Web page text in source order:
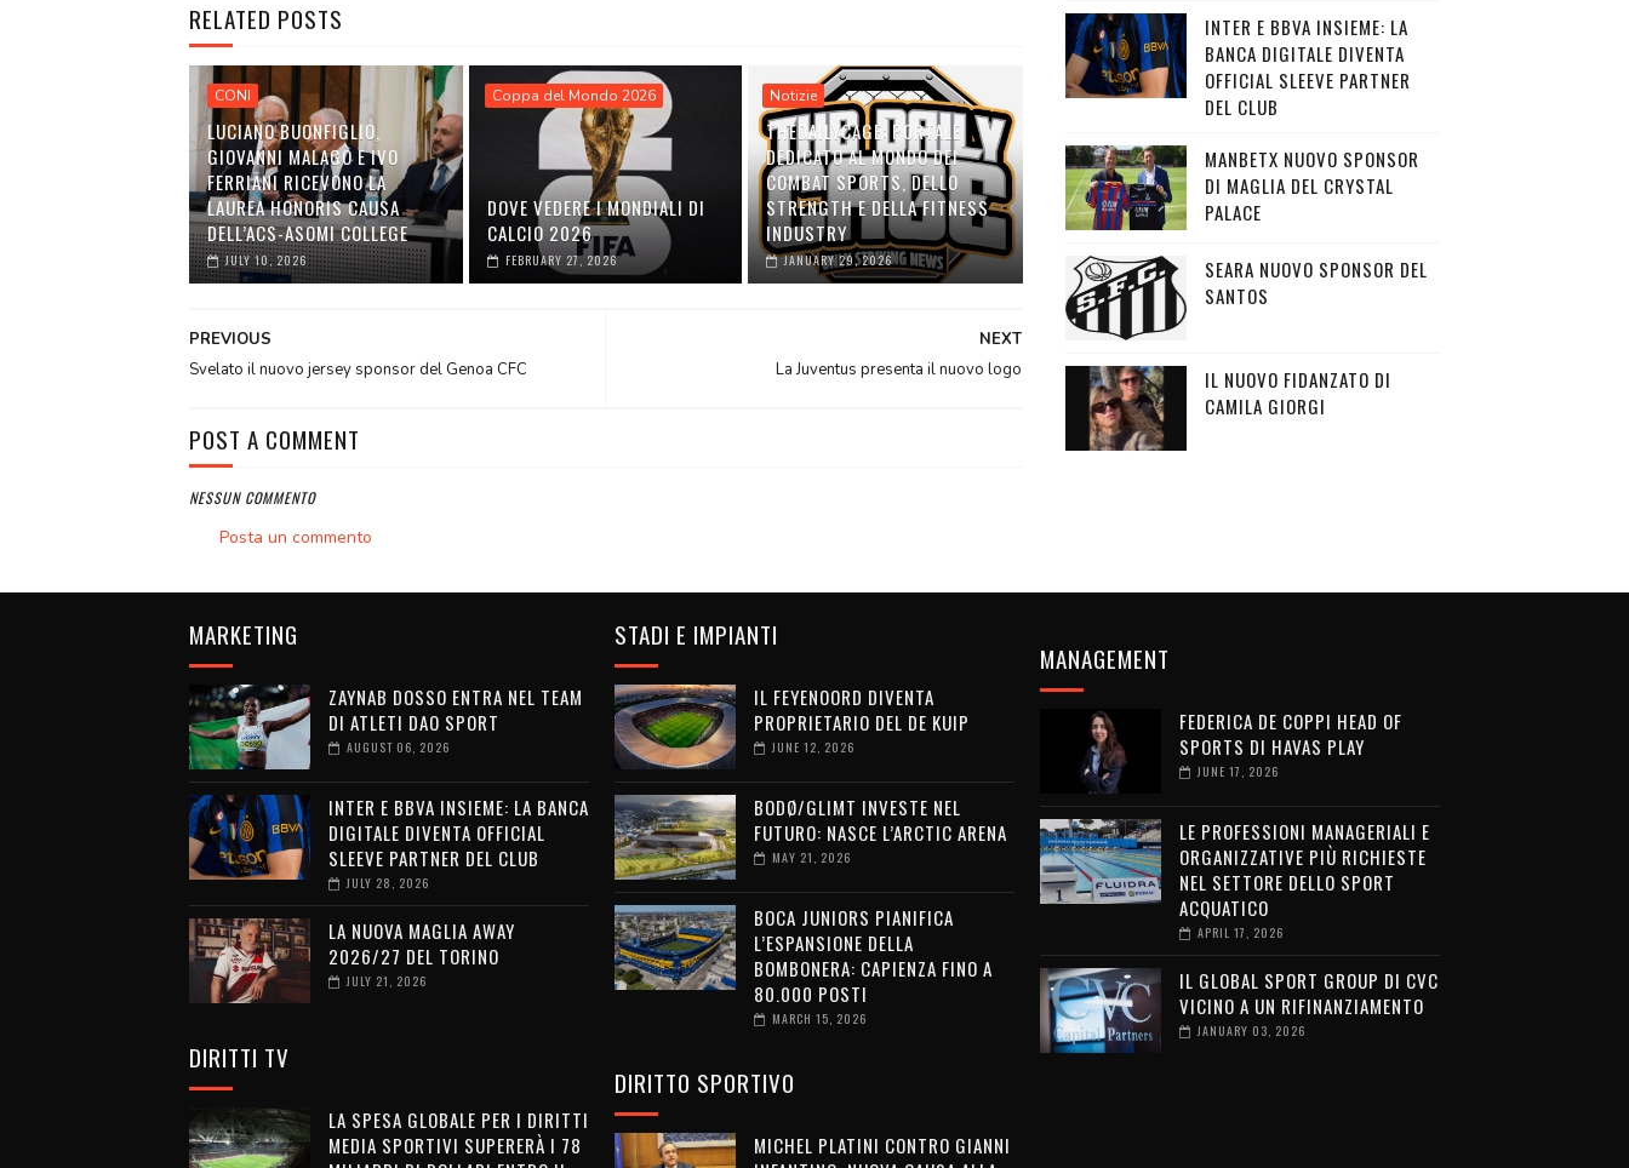
RELATED POSTS
CONI
LUCIANO BUONFIGLIO,
GIOVANNI MALAGÒ E IVO
FERRIANI RICEVONO LA
LAUREA HONORIS CAUSA
DELL’ACS-ASOMI COLLEGE
JULY 10, 2026
Coppa del Mondo 2026
DOVE VEDERE I MONDIALI DI
CALCIO 2026
FEBRUARY 27, 2026
Notizie
THEDAILYCAGE: PORTALE
DEDICATO AL MONDO DEI
COMBAT SPORTS, DELLO
STRENGTH E DELLA FITNESS
INDUSTRY
JANUARY 29, 2026
NEXT
La Juventus presenta il nuovo logo
PREVIOUS
Svelato il nuovo jersey sponsor del Genoa CFC
POST A COMMENT
NESSUN COMMENTO
Posta un commento
INTER E BBVA INSIEME: LA
BANCA DIGITALE DIVENTA
OFFICIAL SLEEVE PARTNER
DEL CLUB
MANBETX NUOVO SPONSOR
DI MAGLIA DEL CRYSTAL
PALACE
SEARA NUOVO SPONSOR DEL
SANTOS
IL NUOVO FIDANZATO DI
CAMILA GIORGI
MARKETING
ZAYNAB DOSSO ENTRA NEL TEAM
DI ATLETI DAO SPORT
AUGUST 06, 2026
INTER E BBVA INSIEME: LA BANCA
DIGITALE DIVENTA OFFICIAL
SLEEVE PARTNER DEL CLUB
JULY 28, 2026
LA NUOVA MAGLIA AWAY
2026/27 DEL TORINO
JULY 21, 2026
DIRITTI TV
LA SPESA GLOBALE PER I DIRITTI
MEDIA SPORTIVI SUPERERÀ I 78
STADI E IMPIANTI
IL FEYENOORD DIVENTA
PROPRIETARIO DEL DE KUIP
JUNE 12, 2026
BODØ/GLIMT INVESTE NEL
FUTURO: NASCE L’ARCTIC ARENA
MAY 21, 2026
BOCA JUNIORS PIANIFICA
L’ESPANSIONE DELLA
BOMBONERA: CAPIENZA FINO A
80.000 POSTI
MARCH 15, 2026
DIRITTO SPORTIVO
MICHEL PLATINI CONTRO GIANNI
MANAGEMENT
FEDERICA DE COPPI HEAD OF
SPORTS DI HAVAS PLAY
JUNE 17, 2026
LE PROFESSIONI MANAGERIALI E
ORGANIZZATIVE PIÙ RICHIESTE
NEL SETTORE DELLO SPORT
ACQUATICO
APRIL 17, 2026
IL GLOBAL SPORT GROUP DI CVC
VICINO A UN RIFINANZIAMENTO
JANUARY 03, 2026